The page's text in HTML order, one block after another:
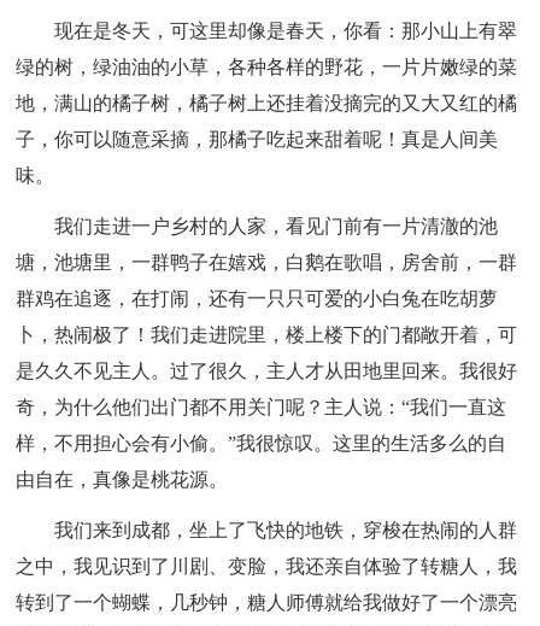
现在是冬天，可这里却像是春天，你看：那小山上有翠
绿的树，绿油油的小草，各种各样的野花，一片片嫩绿的菜
地，满山的橘子树，橘子树上还挂着没摘完的又大又红的橘
子，你可以随意采摘，那橘子吃起来甜着呢！真是人间美
味。
我们走进一户乡村的人家，看见门前有一片清澈的池
塘，池塘里，一群鸭子在嬉戏，白鹅在歌唱，房舍前，一群
群鸡在追逐，在打闹，还有一只只可爱的小白兔在吃胡萝
卜，热闹极了！我们走进院里，楼上楼下的门都敞开着，可
是久久不见主人。过了很久，主人才从田地里回来。我很好
奇，为什么他们出门都不用关门呢？主人说：“我们一直这
样，不用担心会有小偷。”我很惊叹。这里的生活多么的自
由自在，真像是桃花源。
我们来到成都，坐上了飞快的地铁，穿梭在热闹的人群
之中，我见识到了川剧、变脸，我还亲自体验了转糖人，我
转到了一个蝴蝶，几秒钟，糖人师傅就给我做好了一个漂亮